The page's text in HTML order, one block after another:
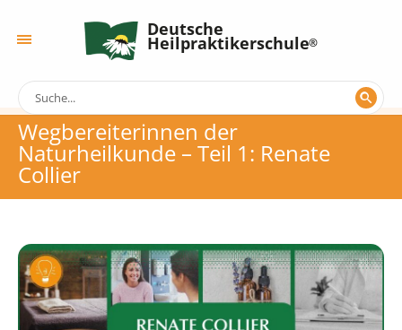
Deutsche
Heilpraktikerschule
Wegbereiterinnen der
Naturheilkunde – Teil 1: Renate
Collier